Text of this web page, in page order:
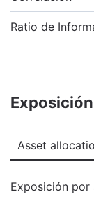
Ratio de
Exposición
Asset
Exposición